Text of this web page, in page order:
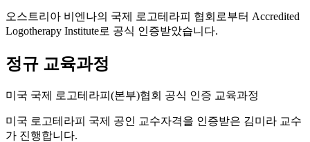
오스트리아 비엔나의 국제 로고테라피 협회로부터 Accredited
Logotherapy Institute로 공식 인증받았습니다.
정규 교육과정
미국 국제 로고테라피(본부)협회 공식 인증 교육과정
미국 로고테라피 국제 공인 교수자격을 인증받은 김미라 교수
가 진행합니다.